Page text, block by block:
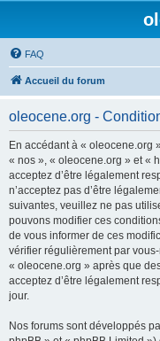
FAQ
Accueil du forum
oleocene.org -
En accédant à « oleocene.org
« nos », « oleocene.org » et «
acceptez d’être légalement
n’acceptez pas d’être
suivantes, veuillez ne pas
pouvons modifier ces
de vous informer de ces
vérifier régulièrement par
« oleocene.org » après que
acceptez d’être légalement
jour.
Nos forums sont développés